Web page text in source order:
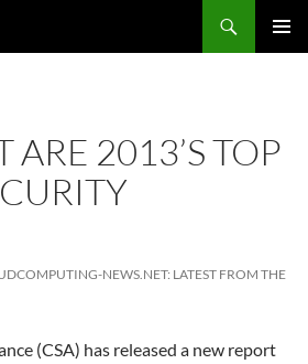
ARE 2013’S TOP
NEWS.NET: LATEST FROM THE
(CSA) has released a new report